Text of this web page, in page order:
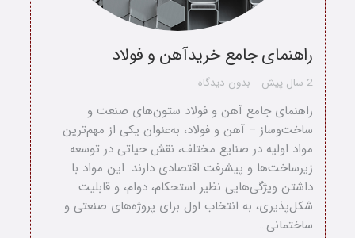
راهنمای جامع خریدآهن و فولاد
2 سال پیش بدون دیدگاه
راهنمای جامع آهن و فولاد ستون‌های صنعت و
ساخت‌وساز – آهن و فولاد، به‌عنوان یکی از مهم‌ترین
مواد اولیه در صنایع مختلف، نقش حیاتی در توسعه
زیرساخت‌ها و پیشرفت اقتصادی دارند. این مواد با
داشتن ویژگی‌هایی نظیر استحکام، دوام، و قابلیت
شکل‌پذیری، به انتخاب اول برای پروژه‌های صنعتی و
ساختمانی…